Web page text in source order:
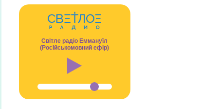
Світле радіо Еммануїл
(Російськомовний ефір)